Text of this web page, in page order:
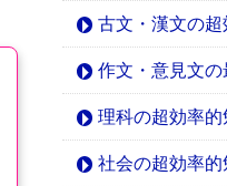
古文・漢文の
作文・意見文
理科の超効率的
社会の超効率的